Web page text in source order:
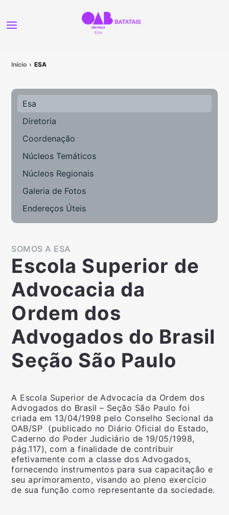
Início ESA
Esa
Diretoria
Coordenação
Núcleos Temáticos
Núcleos Regionais
Galeria de Fotos
Endereços Úteis
SOMOS A ESA
Escola Superior de
Advocacia da
Ordem dos
Advogados do Brasil
Seção São Paulo
A Escola Superior de Advocacia da Ordem dos
Advogados do Brasil – Seção São Paulo foi
criada em 13/04/1998 pelo Conselho Secional da
OAB/SP (publicado no Diário Oficial do Estado,
Caderno do Poder Judiciário de 19/05/1998,
pág.117), com a finalidade de contribuir
efetivamente com a classe dos Advogados,
fornecendo instrumentos para sua capacitação e
seu aprimoramento, visando ao pleno exercício
de sua função como representante da sociedade.